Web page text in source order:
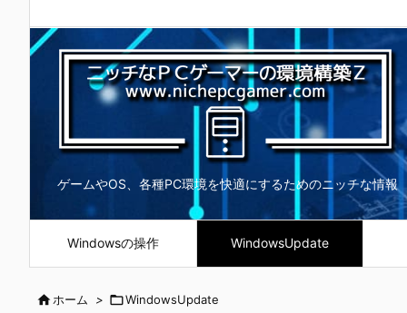
ゲームやOS、各種PC環境を快適にするためのニッチな情報
Windowsの操作 WindowsUpdate
ホーム > WindowsUpdate